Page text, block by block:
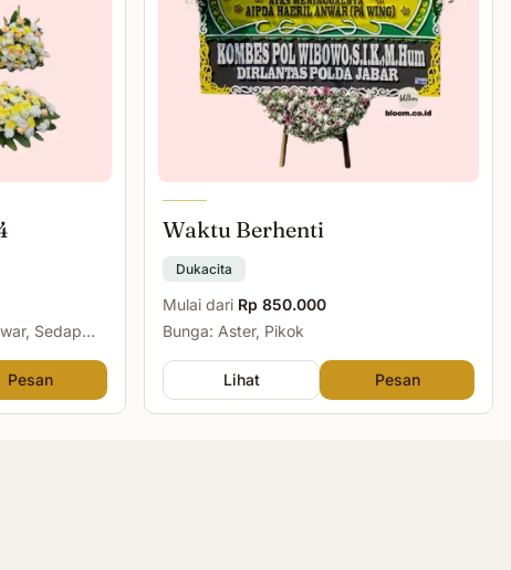
Sedap
Pesan
Waktu Berhenti
Dukacita
Mulai dari Rp 850.000
Bunga: Aster, Pikok
Lihat Pesan